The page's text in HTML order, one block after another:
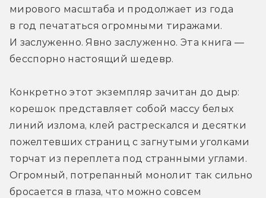
мирового масштаба и продолжает из года
в год печататься огромными тиражами.
И заслуженно. Явно заслуженно. Эта книга —
бесспорно настоящий шедевр.
Конкретно этот экземпляр зачитан до дыр:
корешок представляет собой массу белых
линий излома, клей растрескался и десятки
пожелтевших страниц с загнутыми уголками
торчат из переплета под странными углами.
Огромный, потрепанный монолит так сильно
бросается в глаза, что можно совсем